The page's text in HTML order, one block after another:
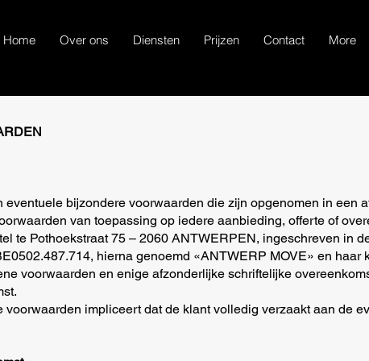
Home Over ons Diensten Prijzen Contact More
eventuele bijzondere voorwaarden die zijn opgenomen in een
van toepassing op iedere aanbieding, offerte of
te Pothoekstraat 75 – 2060 ANTWERPEN, ingeschreven in
hierna genoemd «ANTWERP MOVE» en haar
voorwaarden en enige afzonderlijke schriftelijke
impliceert dat de klant volledig verzaakt aan de